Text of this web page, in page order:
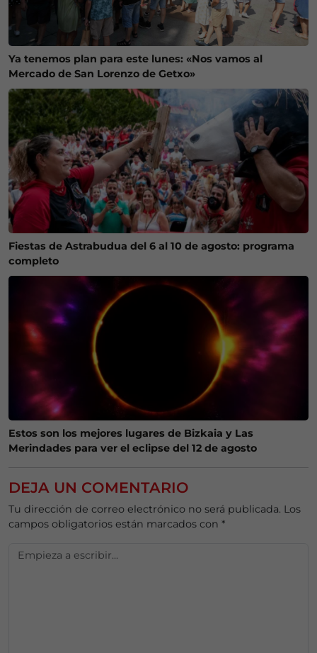
Ya tenemos plan para este lunes: «Nos vamos al
Mercado de San Lorenzo de Getxo»
Fiestas de Astrabudua del 6 al 10 de agosto: programa
completo
Estos son los mejores lugares de Bizkaia y Las
Merindades para ver el eclipse del 12 de agosto
DEJA UN COMENTARIO
Tu dirección de correo electrónico no será publicada. Los
campos obligatorios están marcados con *